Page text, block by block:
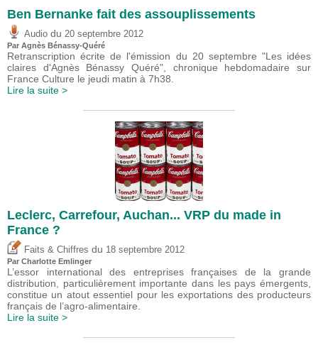
Ben Bernanke fait des assouplissements
Audio du 20 septembre 2012
Par Agnès Bénassy-Quéré
Retranscription écrite de l'émission du 20 septembre "Les idées
claires d'Agnès Bénassy Quéré", chronique hebdomadaire sur
France Culture le jeudi matin à 7h38.
Lire la suite >
Leclerc, Carrefour, Auchan... VRP du made in
France ?
Faits & Chiffres du 18 septembre 2012
Par Charlotte Emlinger
L’essor international des entreprises françaises de la grande
distribution, particulièrement importante dans les pays émergents,
constitue un atout essentiel pour les exportations des producteurs
français de l’agro-alimentaire.
Lire la suite >